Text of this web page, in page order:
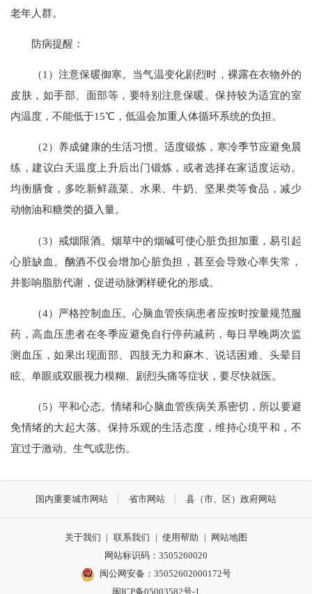
老年人群。
防病提醒：
（1）注意保暖御寒。当气温变化剧烈时，裸露在衣物外的
皮肤，如手部、面部等，要特别注意保暖。保持较为适宜的室
内温度，不能低于15℃，低温会加重人体循环系统的负担。
（2）养成健康的生活习惯。适度锻炼，寒冷季节应避免晨
练，建议白天温度上升后出门锻炼，或者选择在家适度运动。
均衡膳食，多吃新鲜蔬菜、水果、牛奶、坚果类等食品，减少
动物油和糖类的摄入量。
（3）戒烟限酒。烟草中的烟碱可使心脏负担加重，易引起
心脏缺血。酗酒不仅会增加心脏负担，甚至会导致心率失常，
并影响脂肪代谢，促进动脉粥样硬化的形成。
（4）严格控制血压。心脑血管疾病患者应按时按量规范服
药，高血压患者在冬季应避免自行停药减药，每日早晚两次监
测血压，如果出现面部、四肢无力和麻木、说话困难、头晕目
眩、单眼或双眼视力模糊、剧烈头痛等症状，要尽快就医。
（5）平和心态。情绪和心脑血管疾病关系密切，所以要避
免情绪的大起大落。保持乐观的生活态度，维持心境平和，不
宜过于激动、生气或悲伤。
国内重要城市网站 省市网站 县（市、区）政府网站
关于我们 | 联系我们 | 使用帮助 |
网站地图
网站标识码：3505260020
闽公网安备：35052602000172号
闽ICP备05003582号-1